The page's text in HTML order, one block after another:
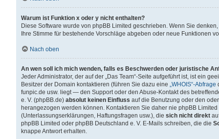
Warum ist Funktion x oder y nicht enthalten?
Diese Software wurde von phpBB Limited geschrieben. Wenn Sie
Ihre Stimme für bestehende Vorschläge abgeben oder neue Funktionen
Nach oben
An wen soll ich mich wenden, falls es Beschwerden oder juristische
Jeder Administrator, der auf der „Das Team“-Seite aufgeführt ist, ist ein
Besitzer der Domain kontaktieren (führen Sie dazu eine „WHOIS“-Abfrage
funpic.de usw. liegt — den Support oder den Abuse-Kontakt des
e. V. (phpBB.de) absolut keinen Einfluss auf die Benutzung oder den
herangezogen werden können. Kontaktieren Sie daher nie phpBB
(Unterlassungserklärungen, Haftungsfragen usw.), die sich nicht direkt
phpBB Limited oder phpBB Deutschland e. V. E-Mails schreiben, die die
knappe Antwort erhalten.